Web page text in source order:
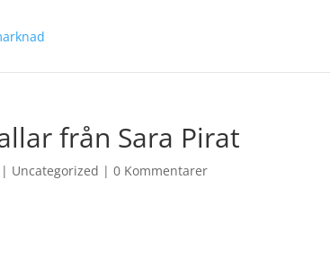
från Sara Pirat
| Uncategorized |0 Kommentarer